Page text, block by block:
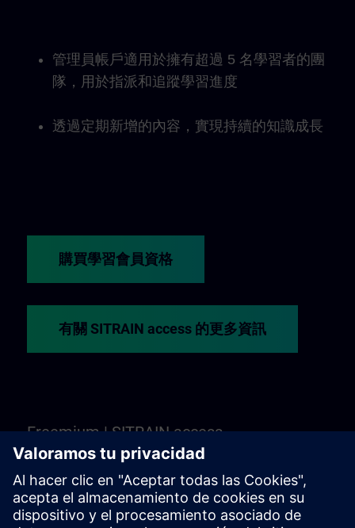
管理員帳戶適用於擁有超過 5 名學習者的團
隊，用於指派和追蹤學習進度
透過定期新增的內容，實現持續的知識成長
購買學習會員資格
有關 SITRAIN access 的更多資訊
Freemium | SITRAIN access
還不確定嗎？Freemium 正是您體驗 SITRAIN
access 精選線上培訓與課程的最佳平台。完全
免費——無需學習會員資格！